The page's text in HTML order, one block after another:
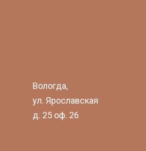
Вологда,
ул. Ярославская
д. 25 оф. 26